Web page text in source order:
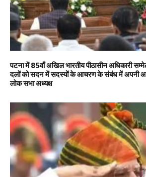
पटना में 85वाँ अखिल भारतीय पीठासीन अधिकारी
दलों को सदन में सदस्यों के आचरण के संबंध में अपनी
लोक सभा अध्यक्ष